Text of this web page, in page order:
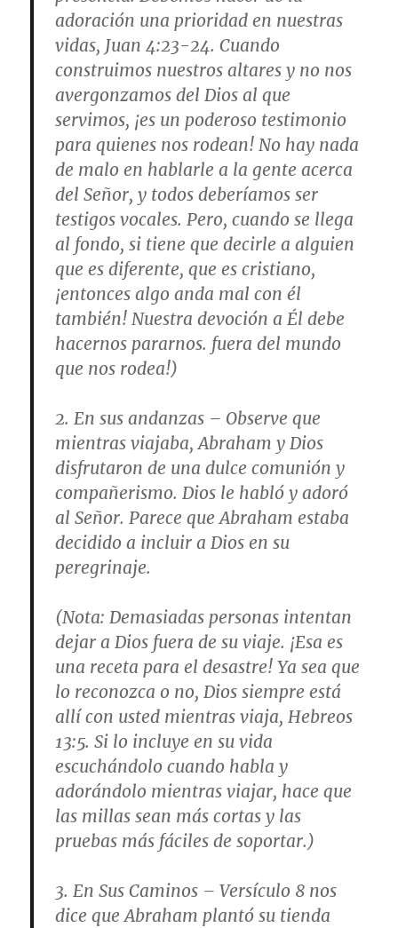
adoración una prioridad en nuestras
vidas, Juan 4:23-24. Cuando
construimos nuestros altares y no nos
avergonzamos del Dios al que
servimos, ¡es un poderoso testimonio
para quienes nos rodean! No hay nada
de malo en hablarle a la gente acerca
del Señor, y todos deberíamos ser
testigos vocales. Pero, cuando se llega
al fondo, si tiene que decirle a alguien
que es diferente, que es cristiano,
¡entonces algo anda mal con él
también! Nuestra devoción a Él debe
hacernos pararnos. fuera del mundo
que nos rodea!)
2. En sus andanzas – Observe que
mientras viajaba, Abraham y Dios
disfrutaron de una dulce comunión y
compañerismo. Dios le habló y adoró
al Señor. Parece que Abraham estaba
decidido a incluir a Dios en su
peregrinaje.
(Nota: Demasiadas personas intentan
dejar a Dios fuera de su viaje. ¡Esa es
una receta para el desastre! Ya sea que
lo reconozca o no, Dios siempre está
allí con usted mientras viaja, Hebreos
13:5. Si lo incluye en su vida
escuchándolo cuando habla y
adorándolo mientras viajar, hace que
las millas sean más cortas y las
pruebas más fáciles de soportar.)
3. En Sus Caminos –Versículo 8 nos
dice que Abraham plantó su tienda